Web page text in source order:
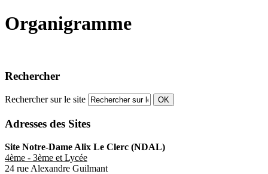
Organigramme
Rechercher
Rechercher sur le site OK
Adresses des Sites
Site Notre-Dame Alix Le Clerc (NDAL)
4ème - 3ème et Lycée
24 rue Alexandre Guilmant